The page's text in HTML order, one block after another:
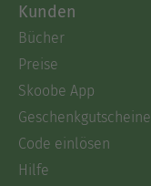
Kunden
Bücher
Preise
Skoobe App
Geschenkgutscheine
Code einlösen
Hilfe